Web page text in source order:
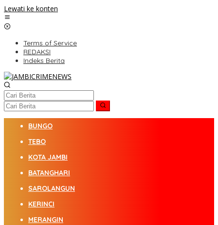
Lewati ke konten
Terms of Service
REDAKSI
Indeks Berita
BUNGO
TEBO
KOTA JAMBI
BATANGHARI
SAROLANGUN
KERINCI
MERANGIN